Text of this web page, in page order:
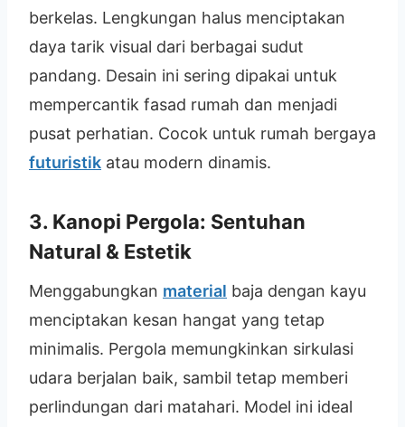
berkelas. Lengkungan halus menciptakan
daya tarik visual dari berbagai sudut
pandang. Desain ini sering dipakai untuk
mempercantik fasad rumah dan menjadi
pusat perhatian. Cocok untuk rumah bergaya
futuristik atau modern dinamis.
3. Kanopi Pergola: Sentuhan
Natural & Estetik
Menggabungkan material baja dengan kayu
menciptakan kesan hangat yang tetap
minimalis. Pergola memungkinkan sirkulasi
udara berjalan baik, sambil tetap memberi
perlindungan dari matahari. Model ini ideal